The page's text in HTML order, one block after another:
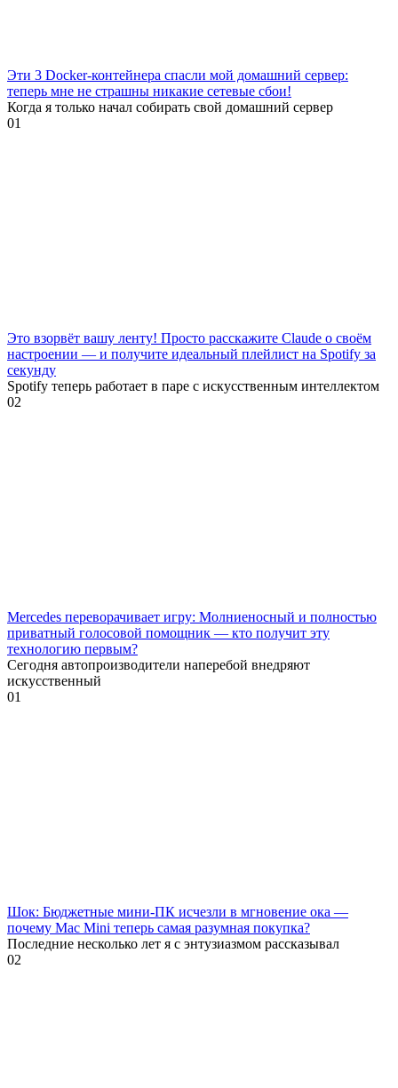
Эти 3 Docker-контейнера спасли мой домашний сервер:
теперь мне не страшны никакие сетевые сбои!
Когда я только начал собирать свой домашний сервер
01
Это взорвёт вашу ленту! Просто расскажите Claude о своём
настроении — и получите идеальный плейлист на Spotify за
секунду
Spotify теперь работает в паре с искусственным интеллектом
02
Mercedes переворачивает игру: Молниеносный и полностью
приватный голосовой помощник — кто получит эту
технологию первым?
Сегодня автопроизводители наперебой внедряют
искусственный
01
Шок: Бюджетные мини-ПК исчезли в мгновение ока —
почему Mac Mini теперь самая разумная покупка?
Последние несколько лет я с энтузиазмом рассказывал
02